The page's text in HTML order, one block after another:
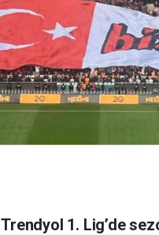
Trendyol 1. Lig’de